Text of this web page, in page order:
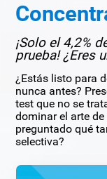
¡Solo el 4,2%
prueba! ¿Eres
¿Estás listo para
nunca antes?
test que no se
dominar el arte
preguntado qué
selectiva?